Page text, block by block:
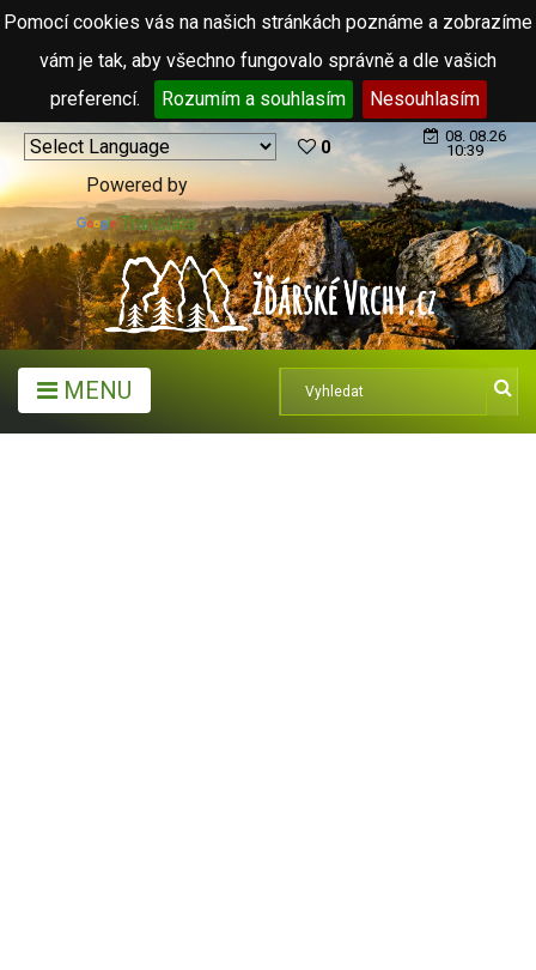
Pomocí cookies vás na našich stránkách poznáme a zobrazíme
vám je tak, aby všechno fungovalo správně a dle vašich
preferencí.
Rozumím a souhlasím Nesouhlasím
Powered by
Translate
0
08. 08.26
10:39
MENU